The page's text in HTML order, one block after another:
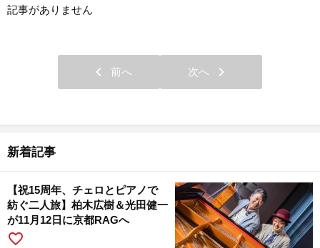
記事がありません
chevron_left 前へ 次へ chevron_right
新着記事
【祝15周年、チェロとピアノで
紡ぐ二人旅】柏木広樹＆光田健一
が11月12日に京都RAGへ
favorite_border